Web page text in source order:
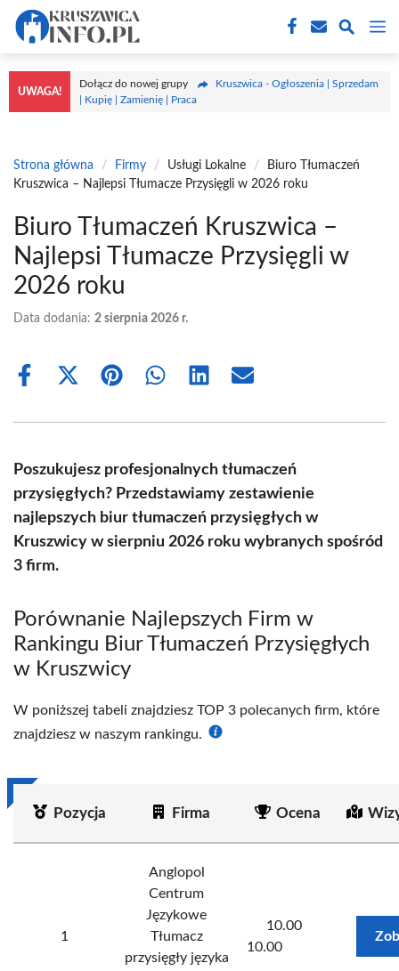
Przejdź
treści
UWAGA!
Dołącz do nowej grupy
Kruszwica - Ogłoszenia | Sprzedam
| Kupię | Zamienię | Praca
Strona główna / Firmy / Usługi Lokalne /
Biuro Tłumaczeń
Kruszwica – Najlepsi Tłumacze Przysięgli w 2026 roku
Biuro Tłumaczeń Kruszwica –
Najlepsi Tłumacze Przysięgli w
2026 roku
Data dodania: 2 sierpnia 2026 r.
Share
Share
(Twitter)
Share Share Share Share
Poszukujesz profesjonalnych tłumaczeń
przysięgłych? Przedstawiamy zestawienie
najlepszych biur tłumaczeń przysięgłych w
Kruszwicy w sierpniu 2026 roku wybranych spośród
3 firm.
Porównanie Najlepszych Firm w
Rankingu Biur Tłumaczeń Przysięgłych
w Kruszwicy
W poniższej tabeli znajdziesz TOP 3 polecanych firm, które
znajdziesz w naszym rankingu.
Pozycja Firma Ocena
1
Anglopol
Centrum
Językowe
Tłumacz
przysięgły języka
10.00
10.00